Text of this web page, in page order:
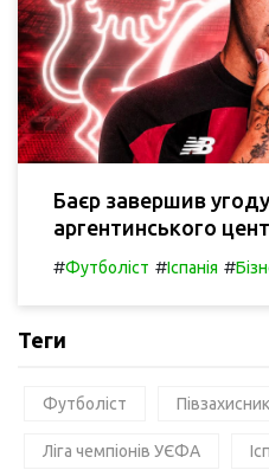
Баєр завершив
аргентинського
#Футболіст #Іспанія #
Теги
Футболіст Півзахисник
Ліга чемпіонів УЄФА